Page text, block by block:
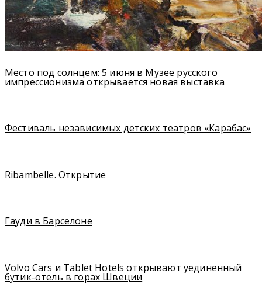
Место под солнцем: 5 июня в Музее русского
импрессионизма открывается новая выставка
Фестиваль независимых детских театров «Карабас»
Ribambelle. Открытие
Гауди в Барселоне
Volvo Cars и Tablet Hotels открывают уединенный
бутик-отель в горах Швеции